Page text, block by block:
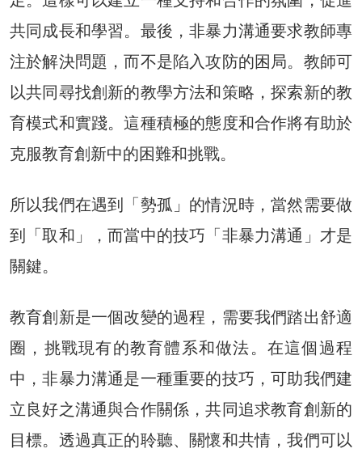
共同成長和學習。最後，非暴力溝通要求教師專
注於解決問題，而不是陷入攻防的困局。教師可
以共同尋找創新的教學方法和策略，探索新的教
育模式和實踐。這種積極的態度和合作將有助於
克服教育創新中的困難和挑戰。
所以我們在遇到「勢孤」的情況時，當然需要做
到「取和」，而當中的技巧「非暴力溝通」才是
關鍵。
教育創新是一個改變的過程，需要我們踏出舒適
圈，挑戰現有的教育體系和做法。在這個過程
中，非暴力溝通是一種重要的技巧，可助我們建
立良好之溝通與合作關係，共同追求教育創新的
目標。透過真正的聆聽、關懷和共情，我們可以